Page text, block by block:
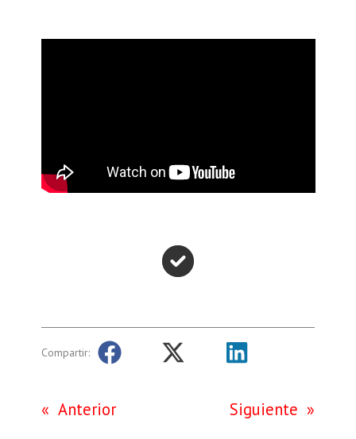
Compartir:
« Anterior Siguiente »